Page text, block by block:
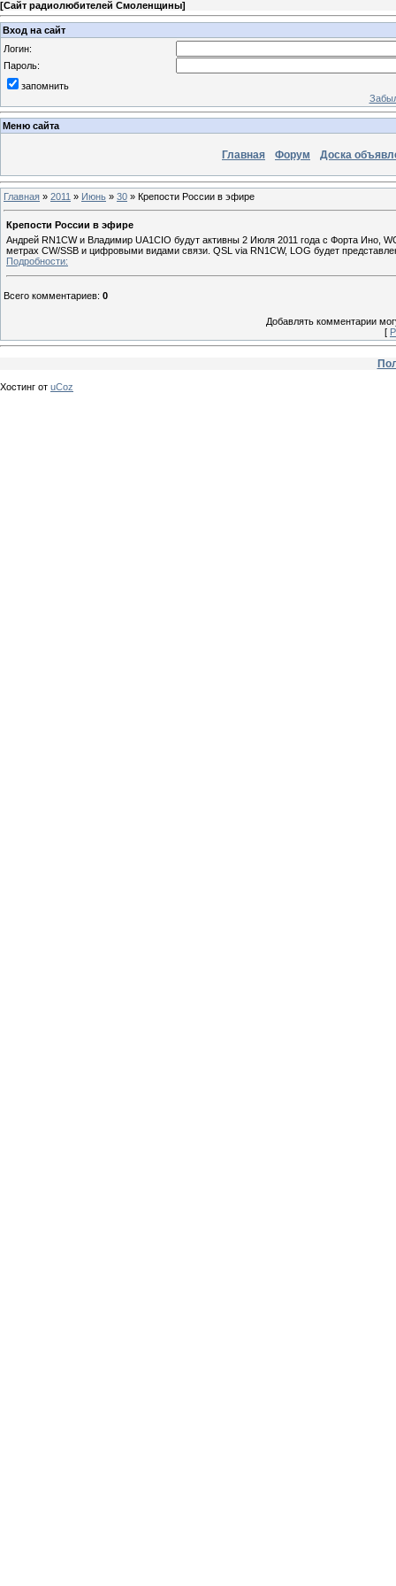
[Сайт радиолюбителей Смоленщины]
Вход на сайт
Логин:
Пароль:
запомнить
Меню сайта
Главная Форум Доска
Главная » 2011 » Июнь » 30 » Крепости России в эфире
Крепости России в эфире
Андрей RN1CW и Владимир UA1CIO будут активны 2 Июля 2011 года с Форта Ино,
метрах CW/SSB и цифровыми видами связи. QSL via RN1CW, LOG будет
Подробности:
Всего комментариев: 0
Добавлять комментарии
[
Хостинг от uCoz